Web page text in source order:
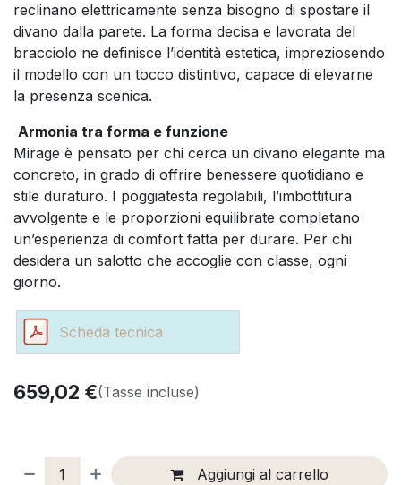
reclinano elettricamente senza bisogno di spostare il
divano dalla parete. La forma decisa e lavorata del
bracciolo ne definisce l’identità estetica, impreziosendo
il modello con un tocco distintivo, capace di elevarne
la presenza scenica.
Armonia tra forma e funzione
Mirage è pensato per chi cerca un divano elegante ma
concreto, in grado di offrire benessere quotidiano e
stile duraturo. I poggiatesta regolabili, l’imbottitura
avvolgente e le proporzioni equilibrate completano
un’esperienza di comfort fatta per durare. Per chi
desidera un salotto che accoglie con classe, ogni
giorno.
Scheda tecnica
659,02 €(Tasse incluse)
Aggiungi al carrello